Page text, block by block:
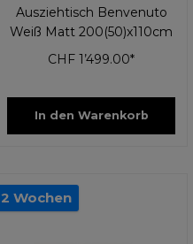
Ausziehtisch Benvenuto
Weiß Matt 200(50)x110cm
CHF 1’499.00*
In den Warenkorb
2 Wochen